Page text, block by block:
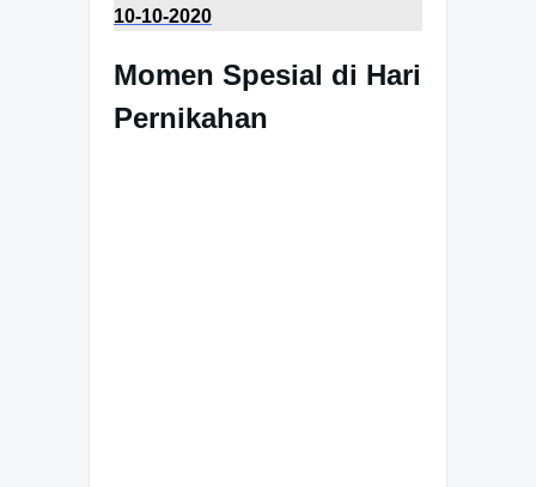
10-10-2020
Momen Spesial di Hari
Pernikahan